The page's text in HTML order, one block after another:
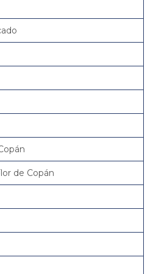
de Copán